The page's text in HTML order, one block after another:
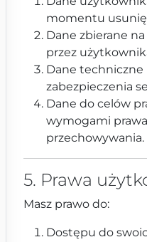
momentu
Dane zbierane
przez
Dane techniczne
zabezpieczenia
Dane do celów
wymogami
przechowywania.
5. Prawa
Masz prawo do:
Dostępu do